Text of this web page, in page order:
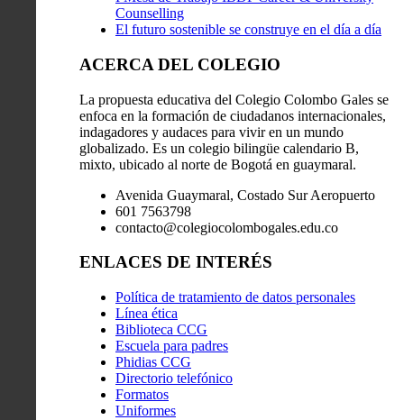
Counselling
El futuro sostenible se construye en el día a día
ACERCA DEL COLEGIO
La propuesta educativa del Colegio Colombo Gales se
enfoca en la formación de ciudadanos internacionales,
indagadores y audaces para vivir en un mundo
globalizado. Es un colegio bilingüe calendario B,
mixto, ubicado al norte de Bogotá en guaymaral.
Avenida Guaymaral, Costado Sur Aeropuerto
601 7563798
contacto@colegiocolombogales.edu.co
ENLACES DE INTERÉS
Política de tratamiento de datos personales
Línea ética
Biblioteca CCG
Escuela para padres
Phidias CCG
Directorio telefónico
Formatos
Uniformes